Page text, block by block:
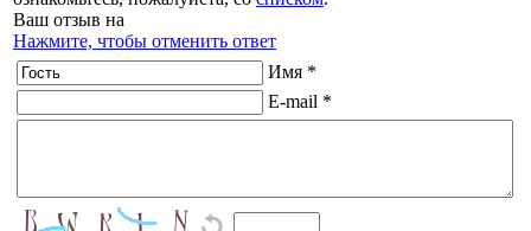
Ваш отзыв на
Нажмите, чтобы отменить ответ
Имя *
E-mail *